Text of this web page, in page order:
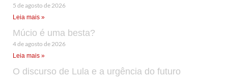
5 de agosto de 2026
Leia mais »
Múcio é uma besta?
4 de agosto de 2026
Leia mais »
O discurso de Lula e a urgência do futuro